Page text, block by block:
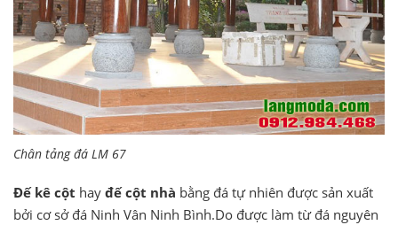
Chân tảng đá LM 67
Đế kê cột hay đế cột nhà bằng đá tự nhiên được sản xuất
bởi cơ sở đá Ninh Vân Ninh Bình.Do được làm từ đá nguyên